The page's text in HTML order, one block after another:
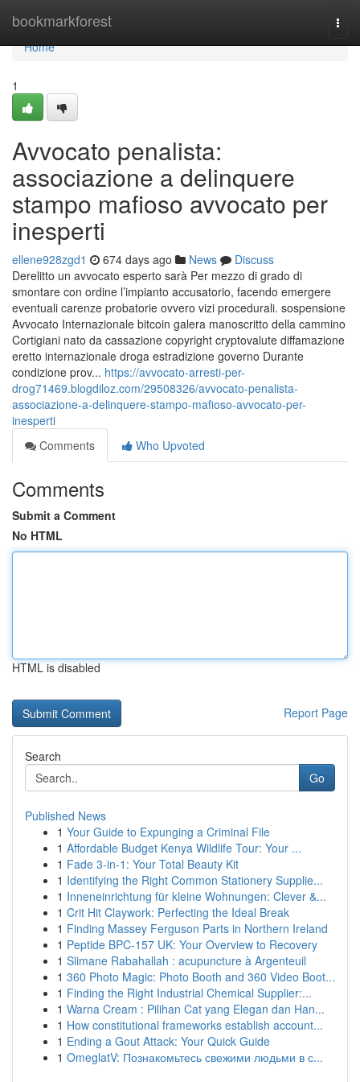
bookmarkforest
Home
Home
1
Avvocato penalista:
associazione a delinquere
stampo mafioso avvocato per
inesperti
ellene928zgd1 674 days ago News
Discuss
Derelitto un avvocato esperto sarà Per mezzo di grado di
smontare con ordine l’impianto accusatorio, facendo emergere
eventuali carenze probatorie ovvero vizi procedurali. sospensione
Avvocato Internazionale bitcoin galera manoscritto della cammino
Cortigiani nato da cassazione copyright cryptovalute diffamazione
eretto internazionale droga estradizione governo Durante
condizione prov... https://avvocato-arresti-per-
drog71469.blogdiloz.com/29508326/avvocato-penalista-
associazione-a-delinquere-stampo-mafioso-avvocato-per-
inesperti
Comments
Who Upvoted
Comments
Submit a Comment
No HTML
HTML is disabled
Report Page
Search
Go
Published News
1 Your Guide to Expunging a Criminal File
1 Affordable Budget Kenya Wildlife Tour: Your ...
1 Fade 3-in-1: Your Total Beauty Kit
1 Identifying the Right Common Stationery Supplie...
1 Inneneinrichtung für kleine Wohnungen: Clever &...
1 Crit Hit Claywork: Perfecting the Ideal Break
1 Finding Massey Ferguson Parts in Northern Ireland
1 Peptide BPC-157 UK: Your Overview to Recovery
1 Slimane Rabahallah : acupuncture à Argenteuil
1 360 Photo Magic: Photo Booth and 360 Video Boot...
1 Finding the Right Industrial Chemical Supplier:...
1 Warna Cream : Pilihan Cat yang Elegan dan Han...
1 How constitutional frameworks establish account...
1 Ending a Gout Attack: Your Quick Guide
1 OmeglatV: Познакомьтесь свежими людьми в с...